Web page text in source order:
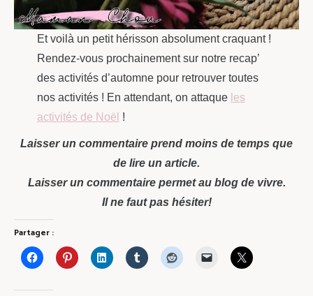
Et voilà un petit hérisson absolument craquant !
Rendez-vous prochainement sur notre recap’
des activités d’automne pour retrouver toutes
nos activités ! En attendant, on attaque les
activités de Noël !
Laisser un commentaire prend moins de temps que
de lire un article.
Laisser un commentaire permet au blog de vivre.
Il ne faut pas hésiter!
Partager :